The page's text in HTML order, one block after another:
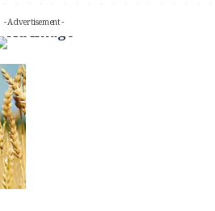
- Advertisement -